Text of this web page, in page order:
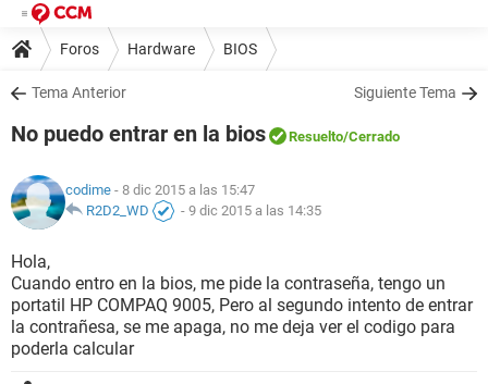
Foros Hardware BIOS
Tema Anterior Siguiente Tema
No puedo entrar en la bios Resuelto/Cerrado
codime - 8 dic 2015 a las 15:47
R2D2_WD
- 9 dic 2015 a las 14:35
Hola,
Cuando entro en la bios, me pide la contraseña, tengo un
portatil HP COMPAQ 9005, Pero al segundo intento de entrar
la contrañesa, se me apaga, no me deja ver el codigo para
poderla calcular